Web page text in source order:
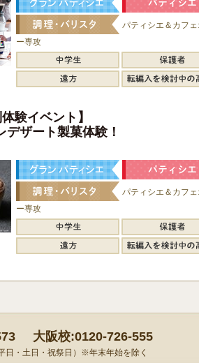
パティシエ＆カフ
ー専攻
験イベント】
デザート製菓体験！
パティシエ＆カフ
ー専攻
大阪校:0120-726-555
日・土日・祝祭日）※年末年始を除く